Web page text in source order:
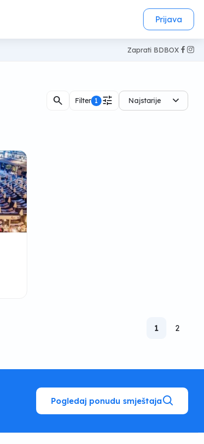
Prijava
Zaprati BDBOX
search Filter 1 tune Najstarije
1 2
Pogledaj ponudu smještaja